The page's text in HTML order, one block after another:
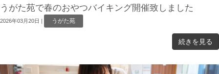
うがた苑で春のおやつバイキング開催致しました
2026年03月20日 | うがた苑
続きを見る